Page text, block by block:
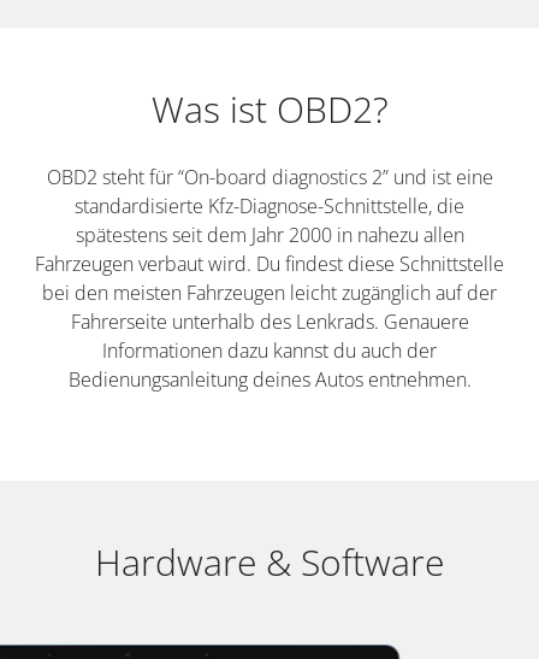
Was ist OBD2?
OBD2 steht für “On-board diagnostics 2” und ist eine
standardisierte Kfz-Diagnose-Schnittstelle, die
spätestens seit dem Jahr 2000 in nahezu allen
Fahrzeugen verbaut wird. Du findest diese Schnittstelle
bei den meisten Fahrzeugen leicht zugänglich auf der
Fahrerseite unterhalb des Lenkrads. Genauere
Informationen dazu kannst du auch der
Bedienungsanleitung deines Autos entnehmen.
Hardware & Software